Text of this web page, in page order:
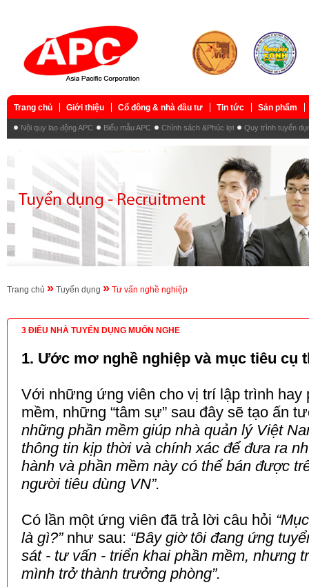
Trang chủ Giới thiệu Cổ đông & nhà đầu tư Tin tức Sản phẩm
Nội quy lao động APC Biểu mẫu APC Chính sách &Phúc lợi Quy trình tuyển
Trang chủ » Tuyển dụng » Tư vấn nghề nghiệp
3 ĐIỀU NHÀ TUYỂN DỤNG MUỐN NGHE
1. Ước mơ nghề nghiệp và mục tiêu cụ
Với những ứng viên cho vị trí lập trình hay
mềm, những “tâm sự” sau đây sẽ tạo ấn
những phần mềm giúp nhà quản lý Việt
thông tin kịp thời và chính xác để đưa ra
hành và phần mềm này có thể bán được
người tiêu dùng VN”.
Có lần một ứng viên đã trả lời câu hỏi
là gì?”như sau: “Bây giờ tôi đang ứng
sát - tư vấn - triển khai phần mềm, nhưng
mình trở thành trưởng phòng”.